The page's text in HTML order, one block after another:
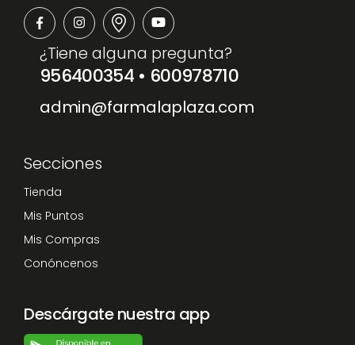
¿Tiene alguna pregunta?
956400354 • 600978710
admin@farmalaplaza.com
Secciones
Tienda
Mis Puntos
Mis Compras
Conóncenos
Descárgate nuestra app